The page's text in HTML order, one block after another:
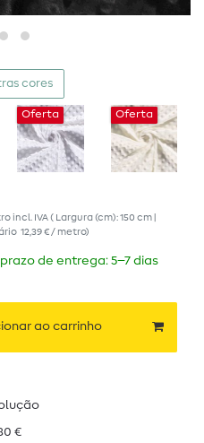
cores
Oferta Oferta
incl. IVA( Largura (cm): 150 cm |
12,39 € / metro)
de entrega: 5–7 dias
ao carrinho
€